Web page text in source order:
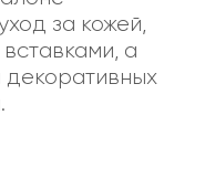
за кожей,
а